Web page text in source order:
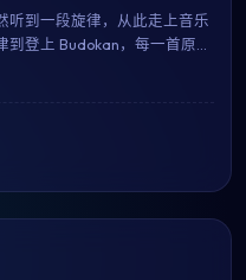
听到一段旋律，从此走上音乐
登上 Budokan，每一首原创
录片的真实感，献给所有曾